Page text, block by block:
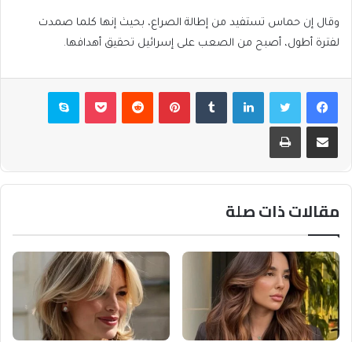
وقال إن حماس تستفيد من إطالة الصراع، بحيث إنها كلما صمدت
لفترة أطول، أصبح من الصعب على إسرائيل تحقيق أهدافها.
فيسبوكتويتر لينكدإن بينتيريست بوكيت سكايب
مشاركة عبر البريد طباعة
مقالات ذات صلة